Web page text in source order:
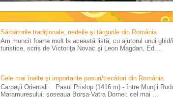
Sărbătorile tradiţionale, nedeile şi târgurile din România
Am muncit foarte mult la această listă, cu ajutorul unui
turistice, scris de Victoriţa Novac şi Leon Magdan, Ed....
Cele mai înalte şi importante pasuri/trecători din România
Carpaţii Orientali Pasul Prislop (1416 m) - între Munţii
Maramureşului; şoseaua Borşa-Vatra Dornei; cel mai ...